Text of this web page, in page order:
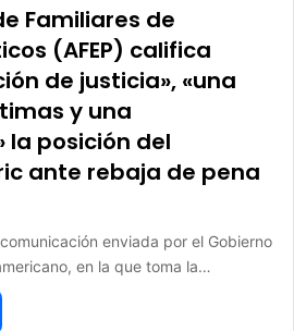
Familiares de
(AFEP) califica
de justicia», «una
y una
la posición del
ante rebaja de pena
enviada por el Gobierno
en la que toma la…